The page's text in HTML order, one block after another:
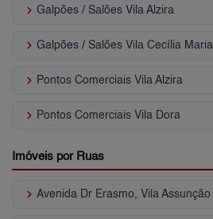
keyboard_arrow_right Galpões / Salões Vila Alzira
keyboard_arrow_right Galpões / Salões Vila Cecília Maria
keyboard_arrow_right Pontos Comerciais Vila Alzira
keyboard_arrow_right Pontos Comerciais Vila Dora
Imóveis por Ruas
keyboard_arrow_right Avenida Dr Erasmo, Vila Assunção